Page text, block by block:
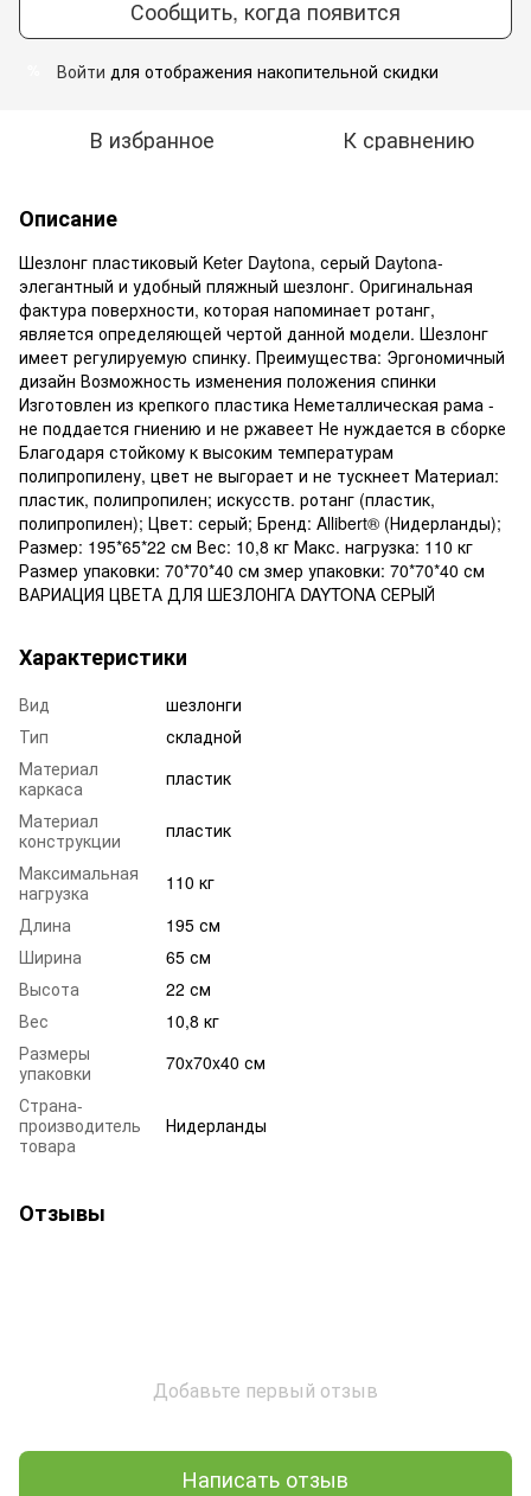
Сообщить, когда появится
Войти для отображения накопительной скидки
В избранное К сравнению
Описание
Шезлонг пластиковый Keter Daytona, серый Daytona-
элегантный и удобный пляжный шезлонг. Оригинальная
фактура поверхности, которая напоминает ротанг,
является определяющей чертой данной модели. Шезлонг
имеет регулируемую спинку. Преимущества: Эргономичный
дизайн Возможность изменения положения спинки
Изготовлен из крепкого пластика Неметаллическая рама -
не поддается гниению и не ржавеет Не нуждается в сборке
Благодаря стойкому к высоким температурам
полипропилену, цвет не выгорает и не тускнеет Материал:
пластик, полипропилен; искусств. ротанг (пластик,
полипропилен); Цвет: серый; Бренд: Allibert® (Нидерланды);
Размер: 195*65*22 см Вес: 10,8 кг Макс. нагрузка: 110 кг
Размер упаковки: 70*70*40 см змер упаковки: 70*70*40 см
ВАРИАЦИЯ ЦВЕТА ДЛЯ ШЕЗЛОНГА DAYTONA СЕРЫЙ
Характеристики
Вид
шезлонги
Тип
складной
Материал
каркаса
пластик
Материал
конструкции
пластик
Максимальная
нагрузка
110 кг
Длина
195 см
Ширина
65 см
Высота
22 см
Вес
10,8 кг
Размеры
упаковки
70x70x40 см
Страна-
производитель
товара
Нидерланды
Отзывы
Добавьте первый отзыв
Написать отзыв